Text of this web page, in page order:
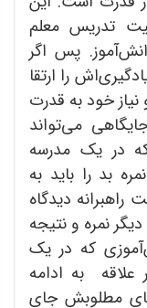
تدریس معلم
پس اگر
را ارتقا
خود به قدرت
می‌تواند
در یک مدرسه
بد را باید به
دیدگاه
نمره و نتیجه
که در یک
علاقه به ادامه
مطلوبش جای